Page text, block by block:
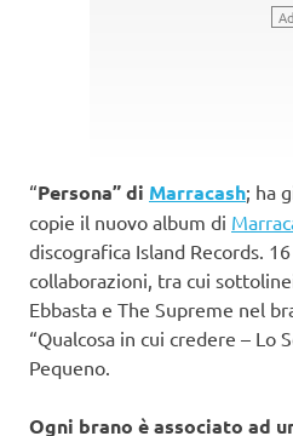
“Persona” di Marracash; ha
copie il nuovo album di
discografica Island Records.
collaborazioni, tra cui
Ebbasta e The Supreme nel
“Qualcosa in cui credere – Lo
Pequeno.
Ogni brano è associato ad